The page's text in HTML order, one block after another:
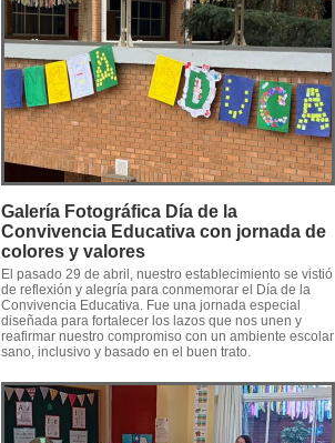
Galería Fotográfica Día de la
Convivencia Educativa con jornada de
colores y valores
El pasado 29 de abril, nuestro establecimiento se vistió
de reflexión y alegría para conmemorar el Día de la
Convivencia Educativa. Fue una jornada especial
diseñada para fortalecer los lazos que nos unen y
reafirmar nuestro compromiso con un ambiente escolar
sano, inclusivo y basado en el buen trato.